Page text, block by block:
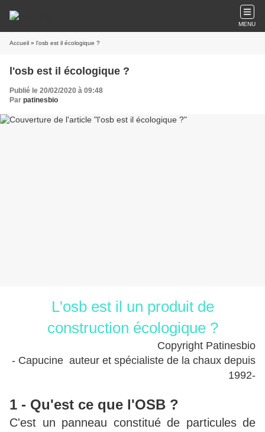
MENU
Accueil » l'osb est il écologique ?
l'osb est il écologique ?
Publié le 20/02/2020 à 09:48
Par patinesbio
L'osb est il un produit de
construction écologique ?
Copyright Patinesbio
- Capucine auteur et spécialiste de la chaux depuis
1992-
1 - Qu'est ce que l'OSB ?
C'est un panneau constitué de particules de